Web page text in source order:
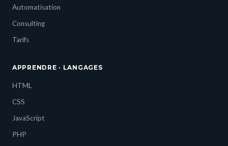
Automatisation
Consulting
Tarifs
APPRENDRE · LANGAGES
HTML
CSS
JavaScript
PHP